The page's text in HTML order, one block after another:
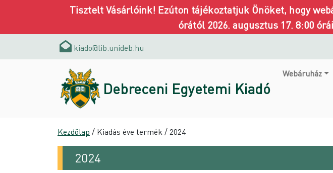
Tisztelt Vásárlóink! Ezúton tájékoztatjuk Önöket, hogy
órától 2026. augusztus 17. 8:00
kiado@lib.unideb.hu
Debreceni Egyetemi Kiadó
Webáruház
Kezdőlap / Kiadás éve termék / 2024
2024